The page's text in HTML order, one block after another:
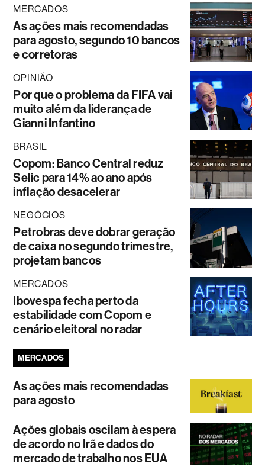
MERCADOS
As ações mais recomendadas
para agosto, segundo 10 bancos
e corretoras
OPINIÃO
Por que o problema da FIFA vai
muito além da liderança de
Gianni Infantino
BRASIL
Copom: Banco Central reduz
Selic para 14% ao ano após
inflação desacelerar
NEGÓCIOS
Petrobras deve dobrar geração
de caixa no segundo trimestre,
projetam bancos
MERCADOS
Ibovespa fecha perto da
estabilidade com Copom e
cenário eleitoral no radar
MERCADOS
As ações mais recomendadas
para agosto
Ações globais oscilam à espera
de acordo no Irã e dados do
mercado de trabalho nos EUA